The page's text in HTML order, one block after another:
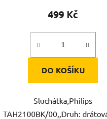
499 Kč
DO KOŠÍKU
Sluchátka,Philips
TAH2100BK/00,,Druh: